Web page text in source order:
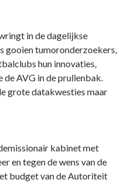
in de dagelijkse
gooien tumoronderzoekers,
hun innovaties,
de AVG in de prullenbak.
grote datakwesties maar
kabinet met
en tegen de wens van de
budget van de Autoriteit